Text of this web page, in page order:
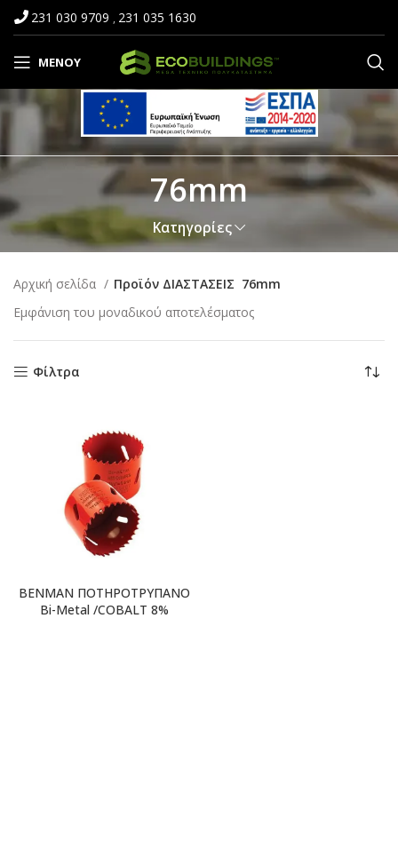
231 030 9709 , 231 035 1630
ΜΕΝΟΎ
76mm
Κατηγορίες
Αρχική σελίδα Προϊόν ΔΙΑΣΤΑΣΕΙΣ 76mm
Εμφάνιση του μοναδικού αποτελέσματος
Φίλτρα
BENMAN ΠΟΤΗΡΟΤΡΥΠΑΝΟ
Bi-Metal /COBALT 8%